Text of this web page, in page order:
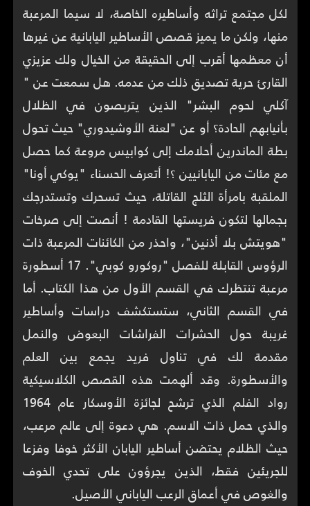
لكل مجتمع تراثه وأساطيره الخاصة، لا سيما المرعبة
منها، ولكن ما يميز قصص الأساطير اليابانية عن غيرها
أن معظمها أقرب إلى الحقيقة من الخيال ولك عزيزي
القارئ حرية تصديق ذلك من عدمه. هل سمعت عن "
آكلي لحوم البشر" الذين يتربصون في الظلال
بأنيابهم الحادة؟ أو عن "لعنة الأوشيدوري" حيث تحول
بطة الماندرين أحلامك إلى كوابيس مروعة كما حصل
مع مئات من اليابانيين ؟! أتعرف الحسناء "يوكي أونا"
الملقبة بامرأة الثلج القاتلة، حيث تسحرك وتستدرجك
بجمالها لتكون فريستها القادمة ! أنصت إلى صرخات
"هويتش بلا أذنين"، واحذر من الكائنات المرعبة ذات
الرؤوس القابلة للفصل "روكورو كوبي". 17 أسطورة
مرعبة تنتظرك في القسم الأول من هذا الكتاب. أما
في القسم الثاني، ستستكشف دراسات وأساطير
غريبة حول الحشرات الفراشات البعوض والنمل
مقدمة لك في تناول فريد يجمع بين العلم
والأسطورة. وقد ألهمت هذه القصص الكلاسيكية
رواد الفلم الذي ترشح لجائزة الأوسكار عام 1964
والذي حمل ذات الاسم. هي دعوة إلى عالم مرعب،
حيث الظلام يحتضن أساطير اليابان الأكثر خوفا وفزعا
للجريئين فقط، الذين يجرؤون على تحدي الخوف
والغوص في أعماق الرعب الياباني الأصيل.